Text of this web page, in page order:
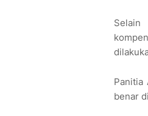
Selain
Panitia
benar